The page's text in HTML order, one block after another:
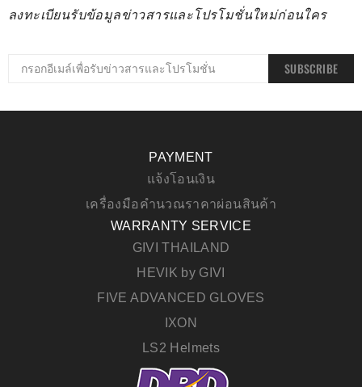
ลงทะเบียนรับข้อมูลข่าวสารและโปรโมชั่นใหม่ก่อนใคร
SUBSCRIBE
PAYMENT
แจ้งโอนเงิน
เครื่องมือคำนวณราคาผ่อนสินค้า
WARRANTY SERVICE
GIVI THAILAND
HEVIK by GIVI
FIVE ADVANCED GLOVES
IXON
LS2 Helmets